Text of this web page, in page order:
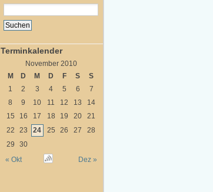
Terminkalender
November 2010
M
D M D F S
S
1
2 3 4 5 6
7
8
9 10 11 12 13
14
15
16 17 18 19 20
21
22
23 24 25 26 27
28
29
30
« Okt
Dez »